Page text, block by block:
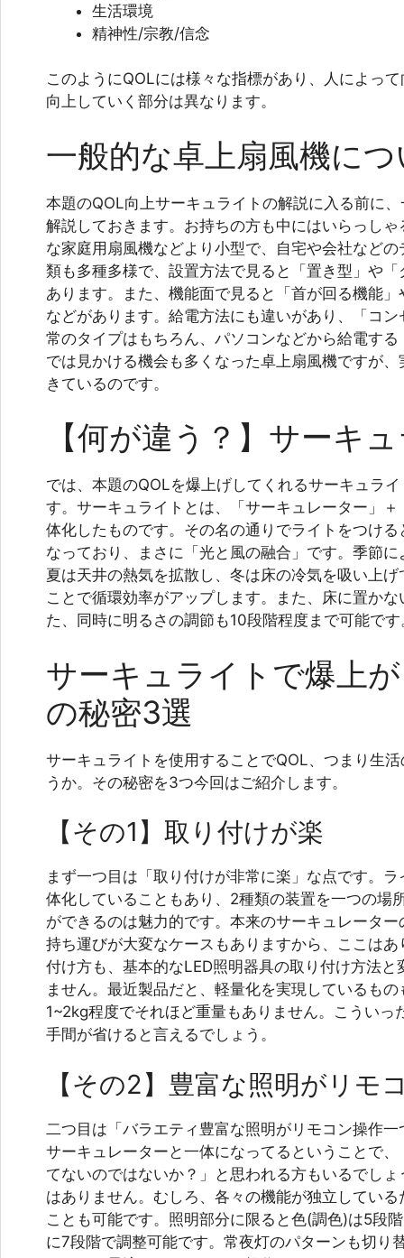
生活環境
精神性/宗教/信念
このようにQOLには様々な指標があり、人によっ
向上していく部分は異なります。
一般的な卓上扇風機に
本題のQOL向上サーキュライトの解説に入る前に
解説しておきます。お持ちの方も中にはいらっし
な家庭用扇風機などより小型で、自宅や会社など
類も多種多様で、設置方法で見ると「置き型」や
あります。また、機能面で見ると「首が回る機能
などがあります。給電方法にも違いがあり、「コ
常のタイプはもちろん、パソコンなどから給電す
では見かける機会も多くなった卓上扇風機ですが
きているのです。
【何が違う？】サーキ
では、本題のQOLを爆上げしてくれるサーキュラ
す。サーキュライトとは、「サーキュレーター」
体化したものです。その名の通りでライトをつけ
なっており、まさに「光と風の融合」です。季節
夏は天井の熱気を拡散し、冬は床の冷気を吸い上
ことで循環効率がアップします。また、床に置か
た、同時に明るさの調節も10段階程度まで可能です
サーキュライトで爆上
の秘密3選
サーキュライトを使用することでQOL、つまり生
うか。その秘密を3つ今回はご紹介します。
【その1】取り付けが楽
まず一つ目は「取り付けが非常に楽」な点です。
体化していることもあり、2種類の装置を一つの場
ができるのは魅力的です。本来のサーキュレータ
持ち運びが大変なケースもありますから、ここは
付け方も、基本的なLED照明器具の取り付け方法
ません。最近製品だと、軽量化を実現しているも
1~2kg程度でそれほど重量もありません。こういっ
手間が省けると言えるでしょう。
【その2】豊富な照明がリモ
二つ目は「バラエティ豊富な照明がリモコン操作
サーキュレーターと一体になってるということで
てないのではないか？」と思われる方もいるでし
はありません。むしろ、各々の機能が独立してい
ことも可能です。照明部分に限ると色(調色)は5段
に7段階で調整可能です。常夜灯のパターンも切り